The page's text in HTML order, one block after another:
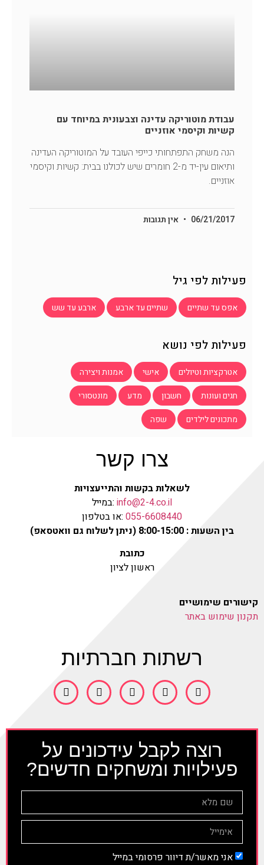
עבודת מוטוריקה עדינה וצבעונית במיוחד עם
קשיות וקיסמי אוזניים
הנה משחק התפתחותי כייפי העובד על המוטוריקה העדינה
ותיאום עין-יד מ-2 חומרים שיש לכולנו בבית: קשיות וקיסמי
אוזניים.
06/21/2017 אין תגובות
פעילות לפי גיל
אפס עד שתיים שתיים עד ארבע ארבע עד שש
פעילות לפי נושא
אטרקציות וטיולים אישי
אמנות ויצירה
חגים ועונות
חשבון מדע
מונטסורי
מתכונים לילדים
שפה
רוצה לקבל עידכונים על
פעילויות ומשחקים חדשים?
אני מאשר/ת דיוור פרסומי במייל
רשתות חברתיות
צרו קשר
לשאלות בקשות והתייעצויות
info@2-4.co.il :במייל
055-6608440 :או בטלפון
בין השעות : 8:00-15:00 (ניתן לשלוח גם וואטסאפ)
כתובת
ראשון לציון
קישורים שימושיים
תקנון שימוש באתר